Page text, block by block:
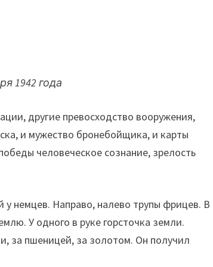
1942 года
другие превосходство вооружения,
и мужество бронебойщика, и карты
человеческое сознание, зрелость
немцев. Направо, налево трупы фрицев. В
У одного в руке горсточка земли.
за пшеницей, за золотом. Он получил